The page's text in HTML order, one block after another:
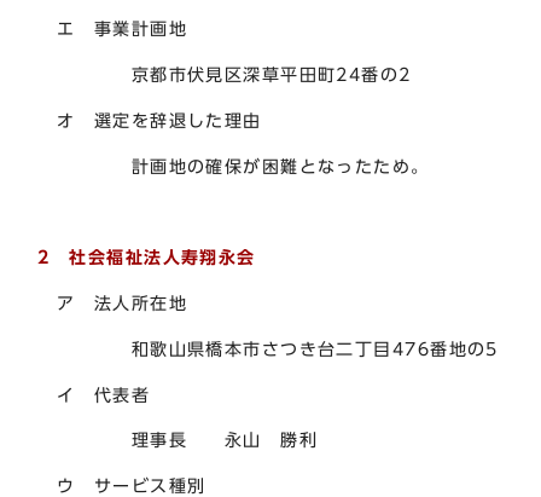
エ 事業計画地
京都市伏見区深草平田町24番の2
オ 選定を辞退した理由
計画地の確保が困難となったため。
2 社会福祉法人寿翔永会
ア 法人所在地
和歌山県橋本市さつき台二丁目476番地の5
イ 代表者
理事長 永山 勝利
ウ サービス種別